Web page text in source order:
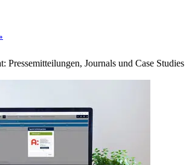
Pressemitteilungen, Journals und Case Studies